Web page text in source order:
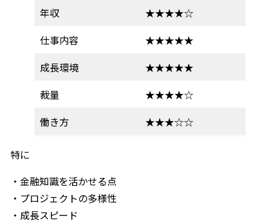
年収
★★★★☆
仕事内容
★★★★★
成長環境
★★★★★
裁量
★★★★☆
働き方
★★★☆☆
特に
・金融知識を活かせる点
・プロジェクトの多様性
・成長スピード